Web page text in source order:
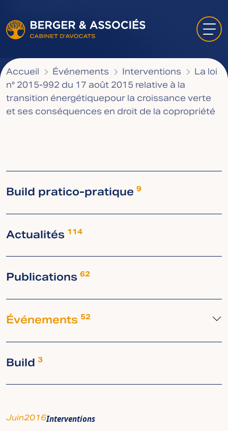
Accueil Événements Interventions La loi
n° 2015-992 du 17 août 2015 relative à la
transition énergétiquepour la croissance verte
et ses conséquences en droit de la copropriété
Build pratico-pratique 9
Actualités 114
Publications 62
Événements 52
Build 3
Juin2016Interventions